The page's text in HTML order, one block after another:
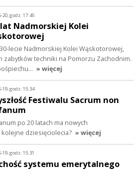
20, godz. 17:45
lat Nadmorskiej Kolei
lecie Nadmorskiej Kolei Wąskotorowej,
zabytków techniki na Pomorzu Zachodnim.
» więcej
19, godz. 15:34
Festiwalu Sacrum non
po 20 latach ma nowych
dziesięciolecia? » więcej
19, godz. 15:31
systemu emerytalnego